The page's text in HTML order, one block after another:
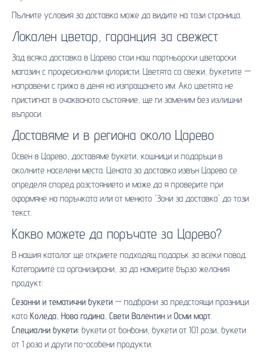
Пълните условия за доставка може да видите на тази страница.
Локален цветар, гаранция за свежест
Зад всяка доставка в Царево стои наш партньорски цветарски
магазин с професионални флористи. Цветята са свежи, букетите —
направени с грижа в деня на изпращането им. Ако цветята не
пристигнат в очакваното състояние, ще ги заменим без излишни
въпроси.
Доставяме и в региона около Царево
Освен в Царево, доставяме букети, кошници и подаръци в
околните населени места. Цената за доставка извън Царево се
определя според разстоянието и може да я проверите при
оформяне на поръчката или от менюто 'Зони за доставка' до този
текст.
Какво можете да поръчате за Царево?
В нашия каталог ще откриете подходящ подарък за всеки повод.
Категориите са организирани, за да намерите бързо желания
продукт:
Сезонни и тематични букети — подбрани за предстоящи празници
като Коледа, Нова година, Свети Валентин и Осми март.
Специални букети: букети от бонбони, букети от 101 рози, букети
от 1 роза и други по-особени продукти.